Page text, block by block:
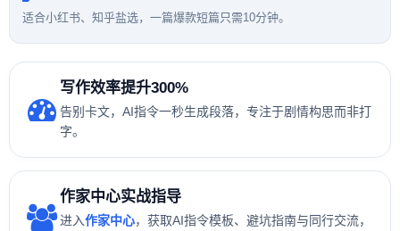
适合小红书、知乎盐选，一篇爆款短篇只需10分钟。
写作效率提升300%
告别卡文，AI指令一秒生成段落，专注于剧情构思而非打
字。
作家中心实战指导
进入作家中心，获取AI指令模板、避坑指南与同行交流，